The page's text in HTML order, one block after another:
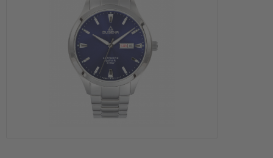
Schutz für die Augen